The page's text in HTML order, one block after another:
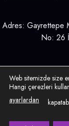
Adres: Gayrettepe
No: 26
Web sitemizde size
Hangi çerezleri
ayarlardan